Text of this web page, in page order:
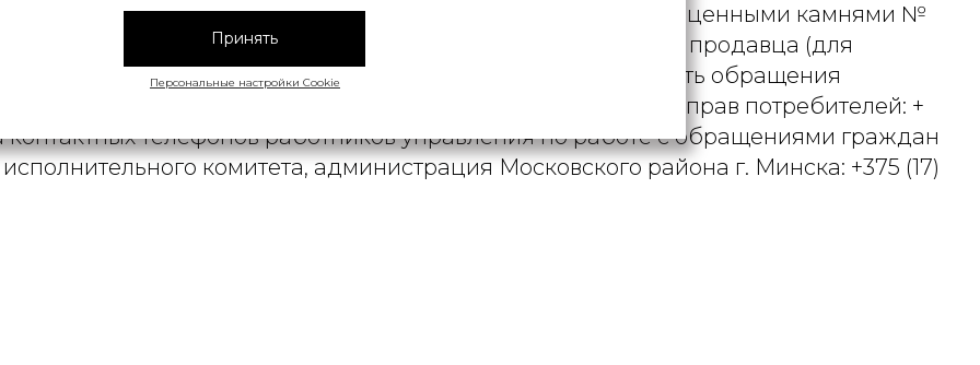
связанную с драгоценными металлами и драгоценными камнями №
Республики Беларусь. Номер контактного телефона продавца (для
а также лица уполномоченного продавцом рассматривать обращения
их прав, предусмотренных законодательством о защите прав потребителей: +
телефонов работников управления по работе с обращениями граждан
комитета, администрация Московского района г. Минска: +375 (17)
Принять
Персональные настройки Cookie